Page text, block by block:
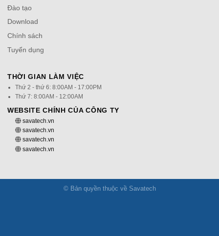
Đào tạo
Download
Chính sách
Tuyển dụng
THỜI GIAN LÀM VIỆC
Thứ 2 - thứ 6: 8:00AM - 17:00PM
Thứ 7: 8:00AM - 12:00AM
WEBSITE CHÍNH CỦA CÔNG TY
savatech.vn
savatech.vn
savatech.vn
savatech.vn
© Bản quyền thuộc về Savatech